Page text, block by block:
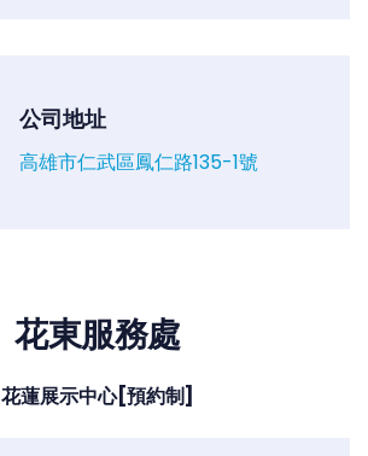
公司地址
高雄市仁武區鳳仁路135-1號
花東服務處
花蓮展示中心[預約制]